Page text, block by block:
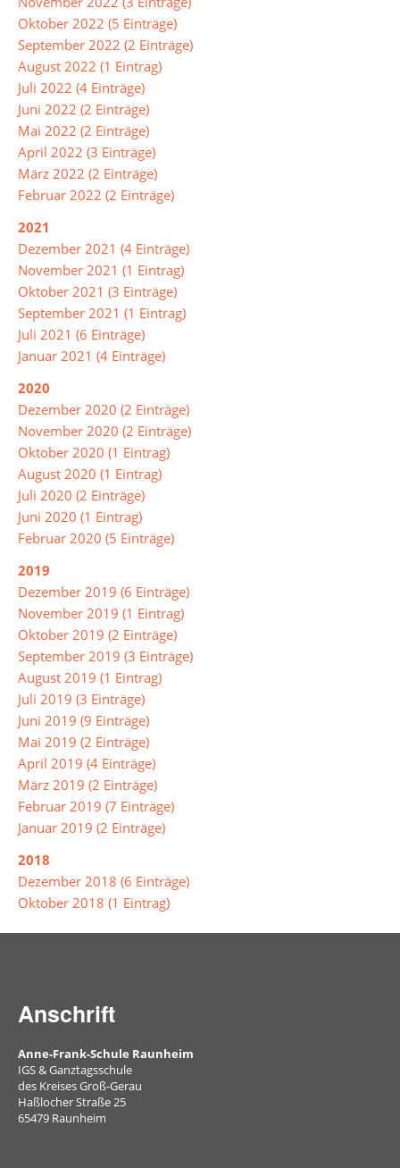
Chemie
Deutsch
DAZ
(Deutsch
als
Zweitsprache)
Englisch
Gesellschaftslehre
Kunst
Mathematik
Physik
Religion/Ethik
Russisch
Spanisch
Soziales
Lernen
Türkisch
Wahlpflichtangebot
Inklusion
Schülerbibliothek
Aktuelles
Archiv
Unterrichtsprodukte
Arbeitsgemeinschaften
Bienen
Erste
Oktober 2022 (5 Einträge)
September 2022 (2 Einträge)
August 2022 (1 Eintrag)
Juli 2022 (4 Einträge)
Juni 2022 (2 Einträge)
Mai 2022 (2 Einträge)
April 2022 (3 Einträge)
März 2022 (2 Einträge)
Februar 2022 (2 Einträge)
2021
Dezember 2021 (4 Einträge)
November 2021 (1 Eintrag)
Oktober 2021 (3 Einträge)
September 2021 (1 Eintrag)
Juli 2021 (6 Einträge)
Januar 2021 (4 Einträge)
2020
Dezember 2020 (2 Einträge)
November 2020 (2 Einträge)
Oktober 2020 (1 Eintrag)
August 2020 (1 Eintrag)
Juli 2020 (2 Einträge)
Juni 2020 (1 Eintrag)
Februar 2020 (5 Einträge)
2019
Dezember 2019 (6 Einträge)
November 2019 (1 Eintrag)
Oktober 2019 (2 Einträge)
September 2019 (3 Einträge)
August 2019 (1 Eintrag)
Juli 2019 (3 Einträge)
Juni 2019 (9 Einträge)
Mai 2019 (2 Einträge)
April 2019 (4 Einträge)
März 2019 (2 Einträge)
Februar 2019 (7 Einträge)
Januar 2019 (2 Einträge)
2018
Dezember 2018 (6 Einträge)
Oktober 2018 (1 Eintrag)
Anschrift
Anne-Frank-Schule Raunheim
IGS & Ganztagsschule
des Kreises Groß-Gerau
Haßlocher Straße 25
65479 Raunheim